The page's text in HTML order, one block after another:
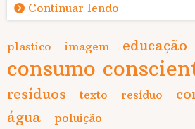
Continuar lendo
plastico imagem educação
consumo
resíduos
texto resíduo
água poluição